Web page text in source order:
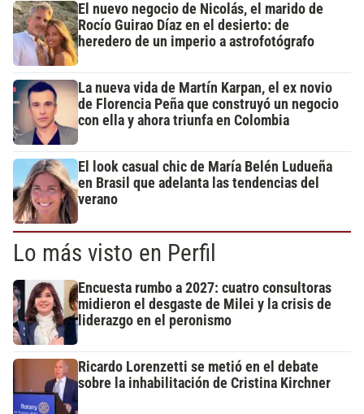
El nuevo negocio de Nicolás, el marido de
Rocío Guirao Díaz en el desierto: de
heredero de un imperio a astrofotógrafo
La nueva vida de Martín Karpan, el ex novio
de Florencia Peña que construyó un negocio
con ella y ahora triunfa en Colombia
El look casual chic de María Belén Ludueña
en Brasil que adelanta las tendencias del
verano
Lo más visto en Perfil
Encuesta rumbo a 2027: cuatro consultoras
midieron el desgaste de Milei y la crisis de
liderazgo en el peronismo
Ricardo Lorenzetti se metió en el debate
sobre la inhabilitación de Cristina Kirchner